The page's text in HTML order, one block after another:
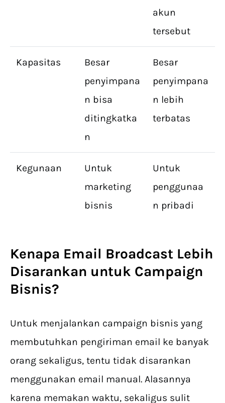
akun
tersebut
Kapasitas
Besar
penyimpana
n bisa
ditingkatka
n
Besar
penyimpana
n lebih
terbatas
Kegunaan
Untuk
marketing
bisnis
Untuk
penggunaa
n pribadi
Kenapa Email Broadcast Lebih
Disarankan untuk Campaign
Bisnis?
Untuk menjalankan campaign bisnis yang
membutuhkan pengiriman email ke banyak
orang sekaligus, tentu tidak disarankan
menggunakan email manual. Alasannya
karena memakan waktu, sekaligus sulit